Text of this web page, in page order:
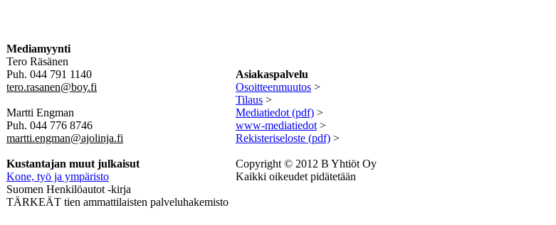
Mediamyynti
Tero Räsänen
Puh. 044 791 1140
tero.rasanen@boy.fi
Martti Engman
Puh. 044 776 8746
martti.engman@ajolinja.fi
Kustantajan muut julkaisut
Kone, työ ja ympäristo
Suomen Henkilöautot -kirja
TÄRKEÄT tien ammattilaisten palveluhakemisto
Asiakaspalvelu
Osoitteenmuutos >
Tilaus >
Mediatiedot (pdf) >
www-mediatiedot >
Rekisteriseloste (pdf) >
Copyright © 2012 B Yhtiöt Oy
Kaikki oikeudet pidätetään